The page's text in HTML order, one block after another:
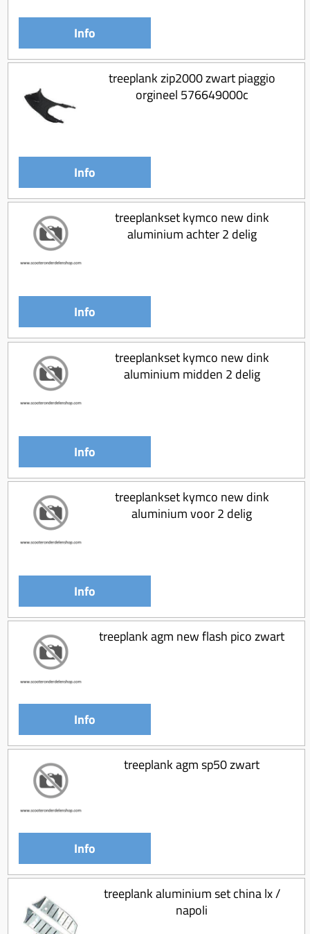
Info
treeplank zip2000 zwart piaggio
orgineel 576649000c
Info
treeplankset kymco new dink
aluminium achter 2 delig
Info
treeplankset kymco new dink
aluminium midden 2 delig
Info
treeplankset kymco new dink
aluminium voor 2 delig
Info
treeplank agm new flash pico zwart
Info
treeplank agm sp50 zwart
Info
treeplank aluminium set china lx /
napoli